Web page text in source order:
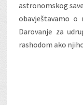
astronomskog
obavještavamo o
Darovanje za
rashodom ako